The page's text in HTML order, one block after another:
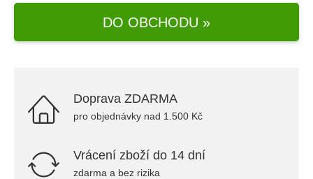
DO OBCHODU »
Doprava ZDARMA
pro objednávky nad 1.500 Kč
Vrácení zboží do 14 dní
zdarma a bez rizika